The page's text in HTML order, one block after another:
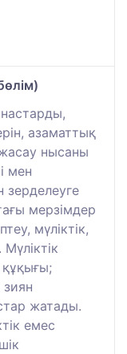
азаматтық
нысаны
мен
зерделеуге
мерзімдер
мүліктік,
құқығы;
жатады.
емес